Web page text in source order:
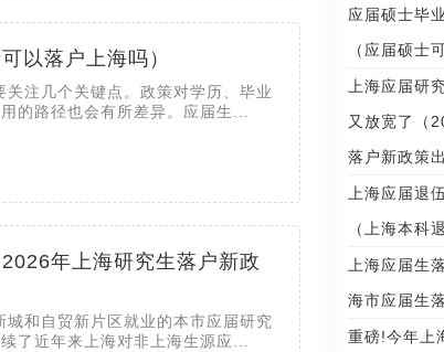
以落户上海吗）
注几个关键点。政策对学历、毕业
的路径也会有所差异。应届生...
年上海研究生落户新政
和自贸新片区就业的本市应届研究
了近年来上海对非上海生源应...
应届硕士毕
（应届硕士
上海应届研
又放宽了（
落户新政策
上海应届退
（上海本科
上海应届生
海市应届生
重磅!今年上